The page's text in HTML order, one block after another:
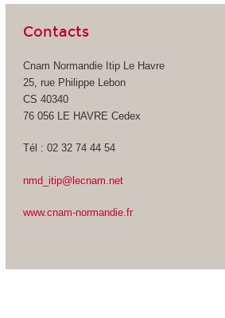
Contacts
Cnam Normandie Itip Le Havre
25, rue Philippe Lebon
CS 40340
76 056 LE HAVRE Cedex
Tél : 02 32 74 44 54
nmd_itip@lecnam.net
www.cnam-normandie.fr